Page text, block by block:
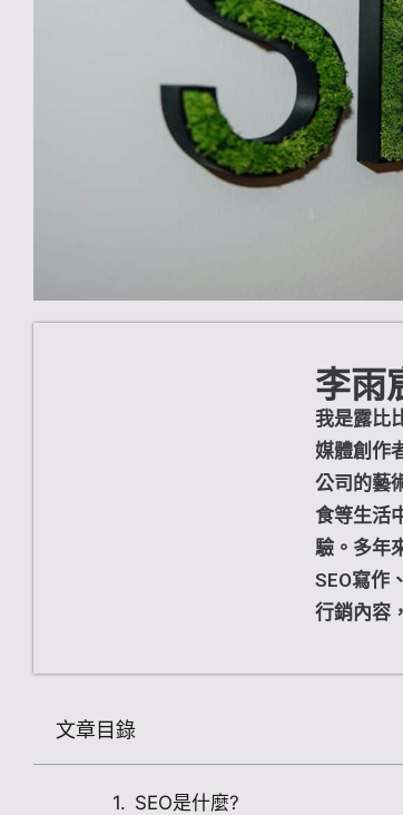
李雨
我是露比
媒體創作
公司的藝
食等生活
驗。多年
SEO寫作
行銷內容
文章目錄
SEO是什麼?